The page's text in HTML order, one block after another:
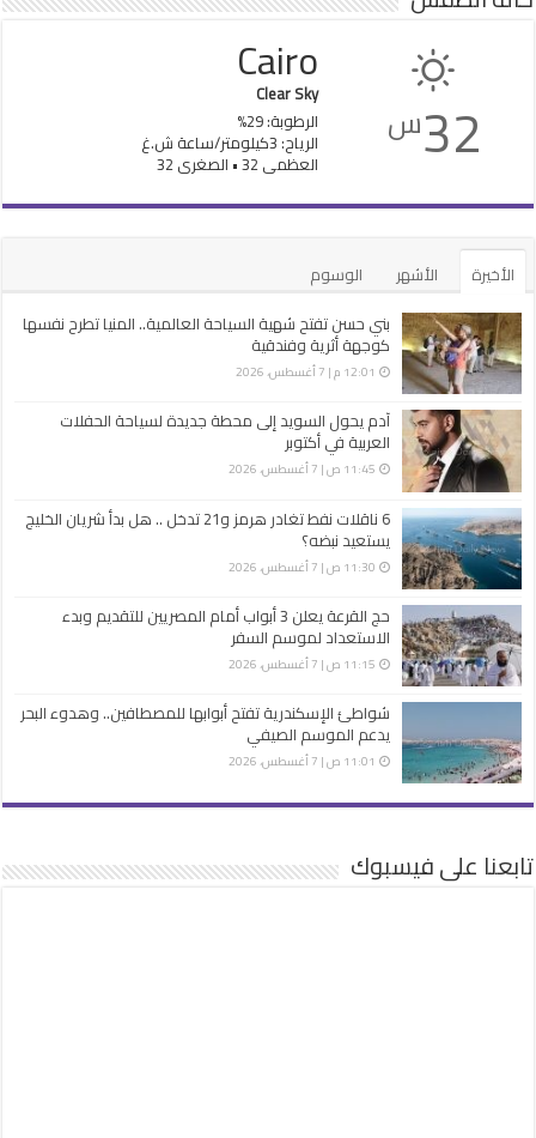
32س
Cairo
Clear Sky
الرطوبة: 29%
الرياح: 3كيلومتر/ساعة ش.غ
العظمى 32 • الصغرى 32
الأخيرة الأشهر
الوسوم
بني حسن تفتح شهية السياحة العالمية.. المنيا تطرح نفسها
كوجهة أثرية وفندقية
12:01 م | 7 أغسطس، 2026
آدم يحول السويد إلى محطة جديدة لسياحة الحفلات
العربية في أكتوبر
11:45 ص | 7 أغسطس، 2026
6 ناقلات نفط تغادر هرمز و21 تدخل .. هل بدأ شريان الخليج
يستعيد نبضه؟
11:30 ص | 7 أغسطس، 2026
حج القرعة يعلن 3 أبواب أمام المصريين للتقديم وبدء
الاستعداد لموسم السفر
11:15 ص | 7 أغسطس، 2026
شواطئ الإسكندرية تفتح أبوابها للمصطافين.. وهدوء البحر
يدعم الموسم الصيفي
11:01 ص | 7 أغسطس، 2026
تابعنا على فيسبوك